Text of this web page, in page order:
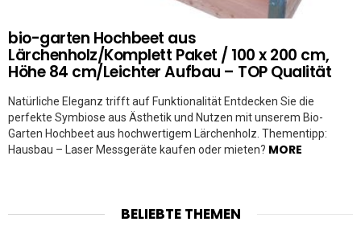
bio-garten Hochbeet aus
Lärchenholz/Komplett Paket / 100 x 200 cm,
Höhe 84 cm/Leichter Aufbau – TOP Qualität
Natürliche Eleganz trifft auf Funktionalität Entdecken Sie die
perfekte Symbiose aus Ästhetik und Nutzen mit unserem Bio-
Garten Hochbeet aus hochwertigem Lärchenholz. Thementipp:
Hausbau – Laser Messgeräte kaufen oder mieten? MORE
BELIEBTE THEMEN